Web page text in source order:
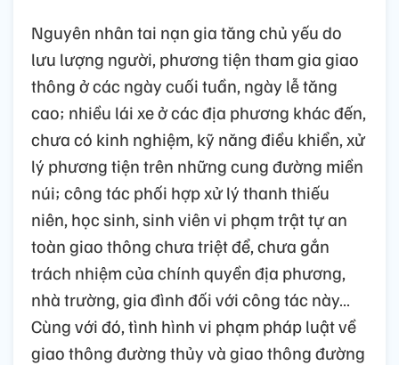
Nguyên nhân tai nạn gia tăng chủ yếu do
lưu lượng người, phương tiện tham gia giao
thông ở các ngày cuối tuần, ngày lễ tăng
cao; nhiều lái xe ở các địa phương khác đến,
chưa có kinh nghiệm, kỹ năng điều khiển, xử
lý phương tiện trên những cung đường miền
núi; công tác phối hợp xử lý thanh thiếu
niên, học sinh, sinh viên vi phạm trật tự an
toàn giao thông chưa triệt để, chưa gắn
trách nhiệm của chính quyền địa phương,
nhà trường, gia đình đối với công tác này…
Cùng với đó, tình hình vi phạm pháp luật về
giao thông đường thủy và giao thông đường